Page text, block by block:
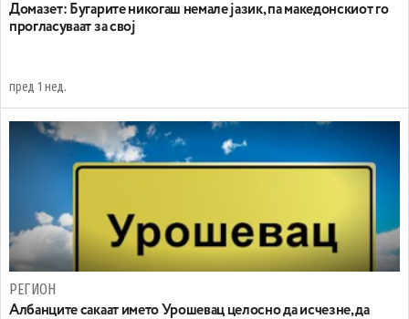
Домазет: Бугарите никогаш немале јазик, па македонскиот го
прогласуваат за свој
пред 1 нед.
РЕГИОН
Aлбанците сакаат името Урошевац целосно да исчезне, да